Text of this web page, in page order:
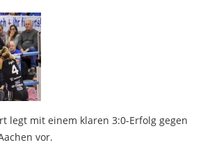
legt mit einem klaren 3:0-Erfolg gegen
vor.